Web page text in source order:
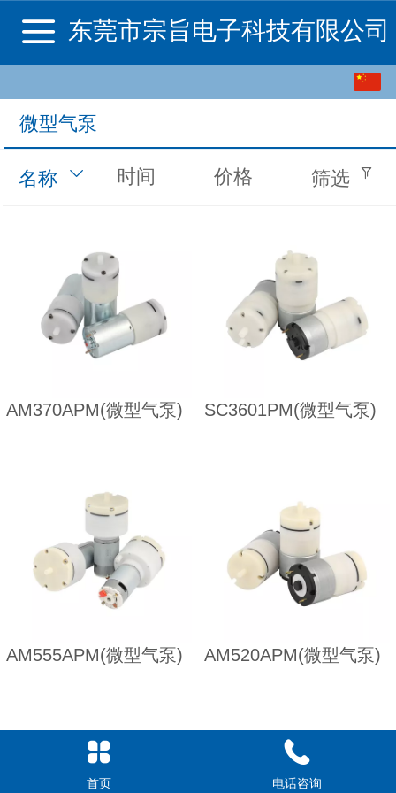
东莞市宗旨电子科技有限公司
微型气泵
名称 时间 价格 筛选
AM370APM(微型气泵) SC3601PM(微型气泵)
AM555APM(微型气泵) AM520APM(微型气泵)
首页 电话咨询